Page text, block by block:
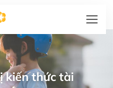
kiến thức tài